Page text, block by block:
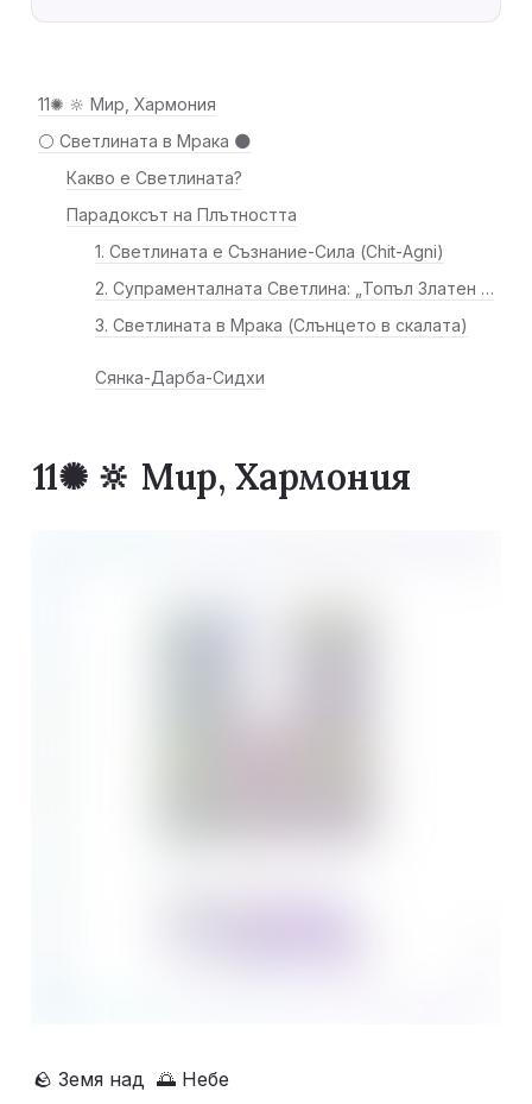
11✺ 🔆 Мир, Хармония
⚪ Светлината в Мрака 🌑
Какво е Светлината?
Парадоксът на Плътността
1. Светлината е Съзнание-Сила (Chit-Agni)
2. Супраменталната Светлина: „Топъл Златен Прах“
3. Светлината в Мрака (Слънцето в скалата)
Сянка-Дарба-Сидхи
11✺ 🔆 Мир, Хармония
🪨 Земя над  🌅 Небе